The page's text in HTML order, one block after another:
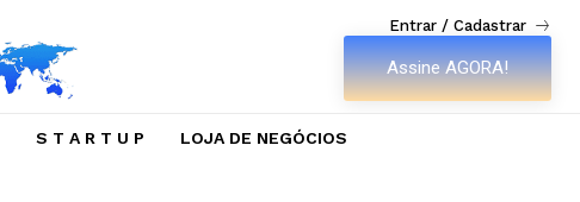
Entrar / Cadastrar
Assine AGORA!
S T A R T U P LOJA DE NEGÓCIOS